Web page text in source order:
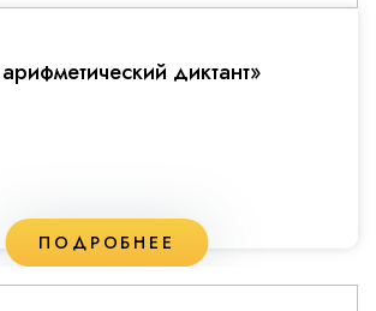
диктант»
ПОДРОБНЕЕ